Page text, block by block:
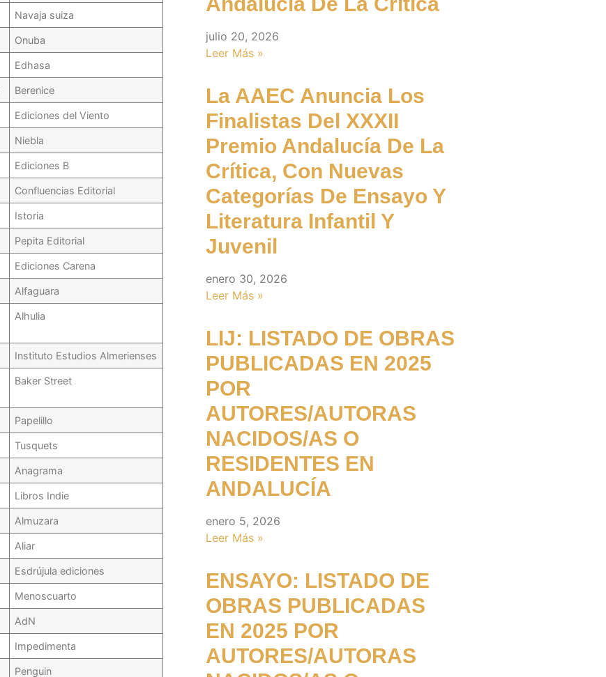
Navaja suiza
Onuba
Edhasa
Berenice
Ediciones del Viento
Niebla
Ediciones B
Confluencias Editorial
Istoria
Pepita Editorial
Ediciones Carena
Alfaguara
Alhulia
Instituto Estudios Almerienses
Baker Street
Papelillo
Tusquets
Anagrama
Libros Indie
Almuzara
Aliar
Esdrújula ediciones
Menoscuarto
AdN
Impedimenta
Penguin
julio 20, 2026
Leer Más »
La AAEC Anuncia Los
Finalistas Del XXXII
Premio Andalucía De La
Crítica, Con Nuevas
Categorías De Ensayo Y
Literatura Infantil Y
Juvenil
enero 30, 2026
Leer Más »
LIJ: LISTADO DE OBRAS
PUBLICADAS EN 2025
POR
AUTORES/AUTORAS
NACIDOS/AS O
RESIDENTES EN
ANDALUCÍA
enero 5, 2026
Leer Más »
ENSAYO: LISTADO DE
OBRAS PUBLICADAS
EN 2025 POR
AUTORES/AUTORAS